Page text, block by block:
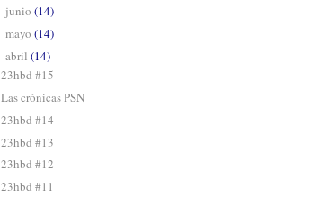
junio (14)
mayo (14)
abril (14)
23hbd #15
Las crónicas PSN
23hbd #14
23hbd #13
23hbd #12
23hbd #11